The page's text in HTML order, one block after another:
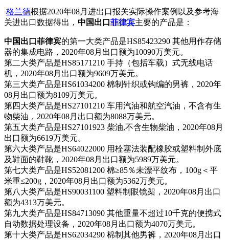
格兰德根据2020年08月进出口报关实际操作案例以及参考海
关进出口数据得出， 中国出口 菲律宾主要的产品是：
中国出口菲律宾的第一大类产品是HS85423290 其他用作存储
器的集成电路，2020年08月出口额为10090万美元。
第二大类产品是HS85171210 手持（包括车载）式无线电话
机，2020年08月出口额为9609万美元。
第三大类产品是HS61034200 棉制针织或钩编的男裤，2020年
08月出口额为8109万美元。
第四大类产品是HS27101210 车用汽油和航空汽油，不含有生
物柴油，2020年08月出口额为8088万美元。
第五大类产品是HS27101923 柴油,不含生物柴油，2020年08月
出口额为6619万美元。
第六大类产品是HS64022000 用栓塞法装配橡胶或塑料制外底
及鞋面的鞋靴，2020年08月出口额为5989万美元。
第七大类产品是HS52081200 棉≥85％未漂平纹布，100g＜平
米重≤200g，2020年08月出口额为5362万美元。
第八大类产品是HS90031100 塑料制眼镜架，2020年08月出口
额为4313万美元。
第九大类产品是HS84713090 其他重量不超过10千克的便携式
自动数据处理设备，2020年08月出口额为4070万美元。
第十大类产品是HS62034290 棉制其他男裤，2020年08月出口